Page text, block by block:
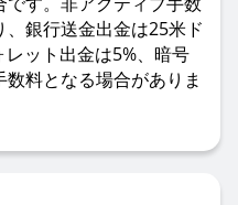
銀行送金出金は25米ド
ット出金は5%、暗号
料となる場合がありま